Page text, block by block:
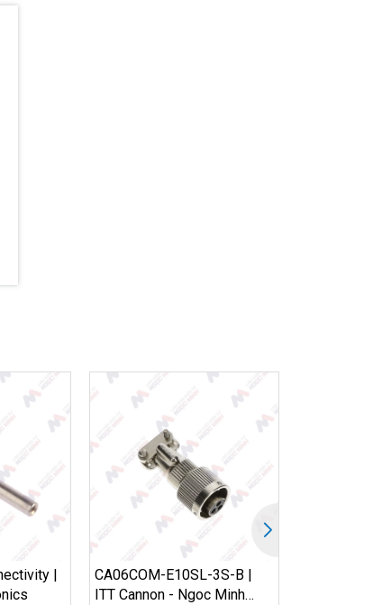
|
CA06COM-E10SL-3S-B |
ITT Cannon - Ngoc Minh